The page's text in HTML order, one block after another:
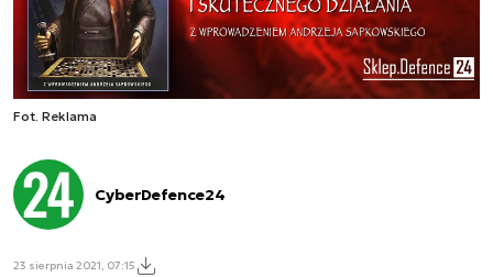
Fot. Reklama
CyberDefence24
23 sierpnia 2021, 07:15